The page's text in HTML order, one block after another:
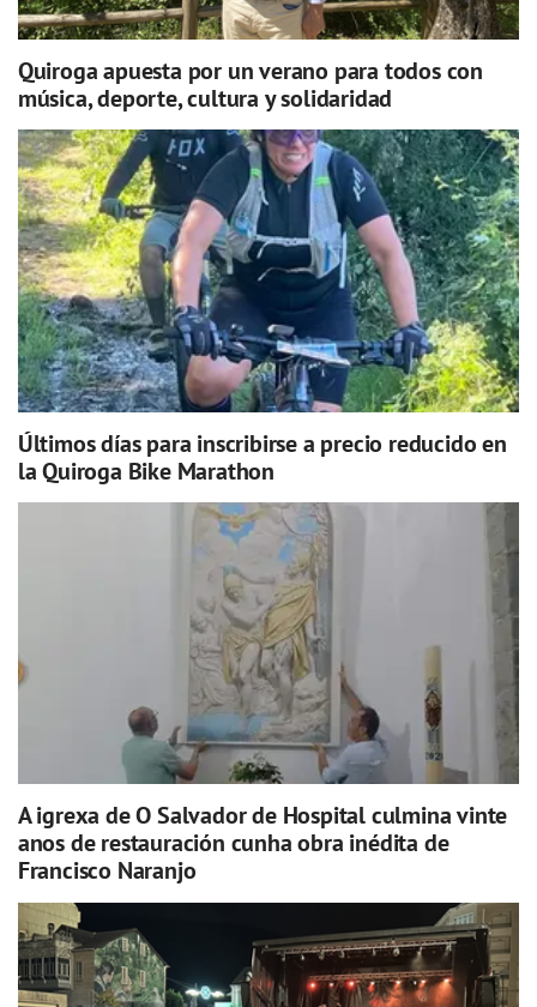
Quiroga apuesta por un verano para todos con
música, deporte, cultura y solidaridad
Últimos días para inscribirse a precio reducido en
la Quiroga Bike Marathon
A igrexa de O Salvador de Hospital culmina vinte
anos de restauración cunha obra inédita de
Francisco Naranjo